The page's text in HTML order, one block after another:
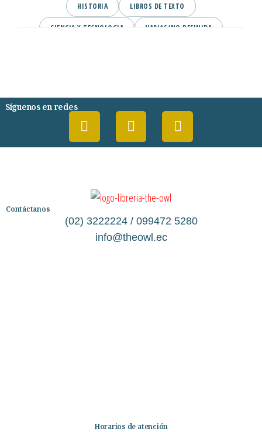
HISTORIA LIBROS DE TEXTO
CIENCIA Y TECNOLOGIA VARIAS/NO DEFINIDA
Síguenos en redes
Contáctanos
(02) 3222224 / 099472 5280
info@theowl.ec
Horarios de atención